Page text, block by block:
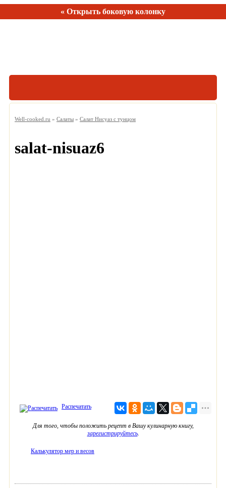
« Открыть боковую колонку
Рецептов:150
Well-cooked.ru » Салаты » Салат Нисуаз с тунцом
salat-nisuaz6
Распечатать
Для того, чтобы положить рецепт в Вашу кулинарную книгу,
зарегистрируйтесь.
Калькулятор мер и весов